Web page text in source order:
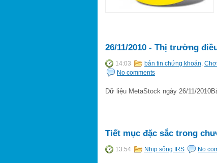
26/11/2010 - Thị trường
14:03 bản tin chứng khoán,
No comments
Dữ liệu MetaStock ngày 26/11/
Tiết mục đặc sắc trong
13:54 Nhịp sống IRS No